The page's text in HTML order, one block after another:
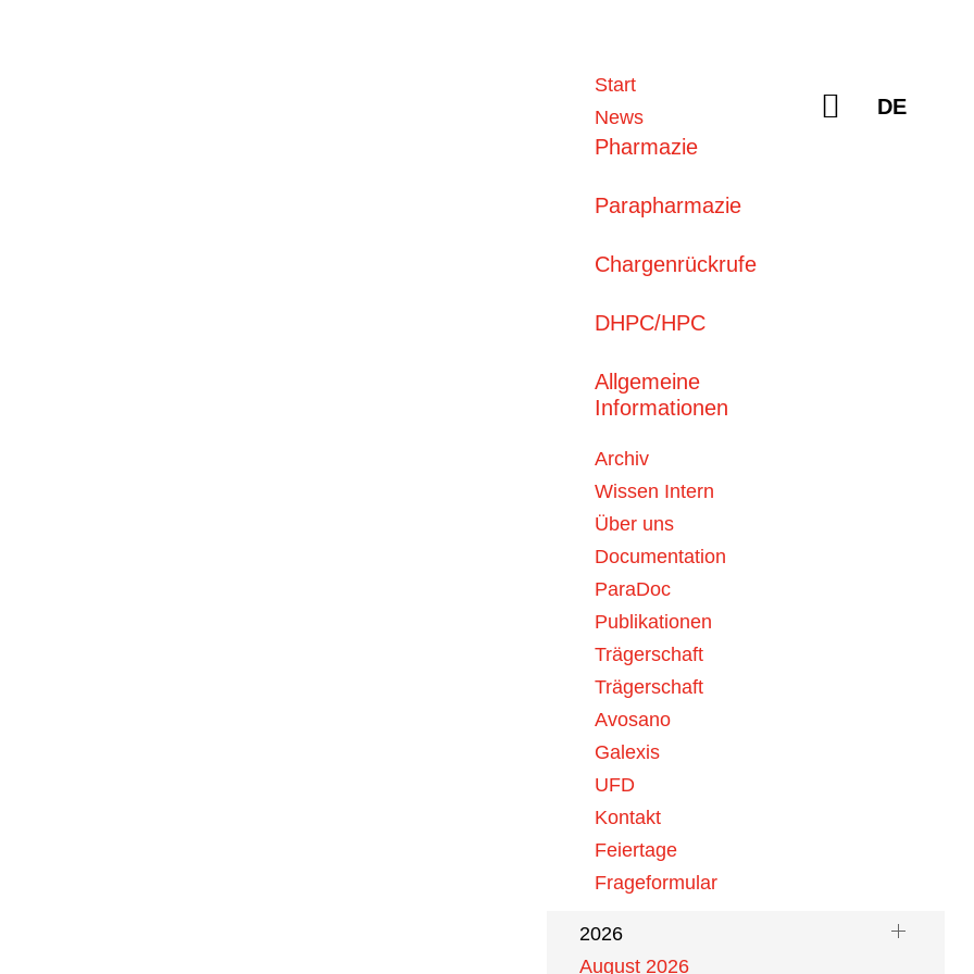
DE
Suchen
Start
News
Pharmazie
Parapharmazie
Chargenrückrufe
DHPC/HPC
Allgemeine
Informationen
Archiv
Wissen Intern
Über uns
Documentation
ParaDoc
Publikationen
Trägerschaft
Trägerschaft
Avosano
Galexis
UFD
Kontakt
Feiertage
Frageformular
AktuelleNews
06. August 2026
Tavneos® (Avacopan)
06. August 2026
Aranesp (darbepoetinum alfa)
05. August 2026
Enflonsia® (Clesrovimab):
Prophylaxe von…
04. August 2026
Viscum album Qu 200mg,
Archiv
2026
August 2026